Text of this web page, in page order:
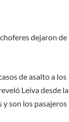
dejaron de
de asalto a los
Leiva desde la
son los pasajeros